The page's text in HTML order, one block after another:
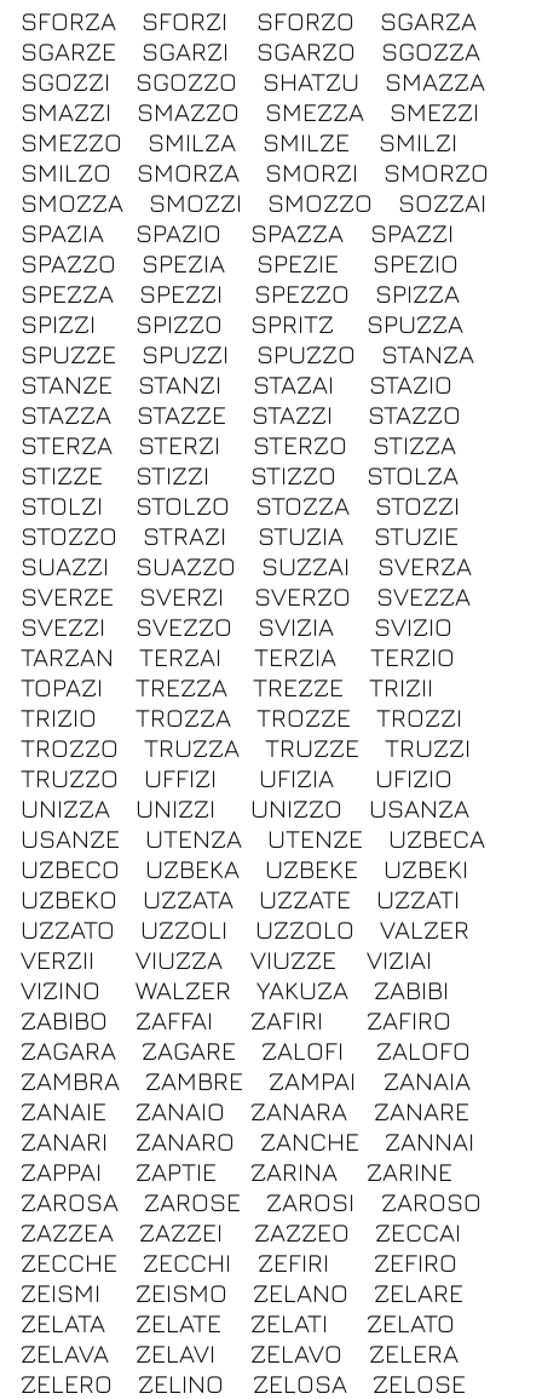
SFORZA
SFORZI SFORZO
SGARZA
SGARZE
SGARZI SGARZO
SGOZZA
SGOZZI
SGOZZO SHATZU
SMAZZA
SMAZZI
SMAZZO SMEZZA
SMEZZI
SMEZZO
SMILZA SMILZE
SMILZI
SMILZO
SMORZA SMORZI
SMORZO
SMOZZA
SMOZZI SMOZZO
SOZZAI
SPAZIA
SPAZIO SPAZZA
SPAZZI
SPAZZO
SPEZIA SPEZIE
SPEZIO
SPEZZA
SPEZZI SPEZZO
SPIZZA
SPIZZI
SPIZZO SPRITZ
SPUZZA
SPUZZE
SPUZZI SPUZZO
STANZA
STANZE
STANZI STAZAI
STAZIO
STAZZA
STAZZE STAZZI
STAZZO
STERZA
STERZI STERZO
STIZZA
STIZZE
STIZZI STIZZO
STOLZA
STOLZI
STOLZO STOZZA
STOZZI
STOZZO
STRAZI STUZIA
STUZIE
SUAZZI
SUAZZO SUZZAI
SVERZA
SVERZE
SVERZI SVERZO
SVEZZA
SVEZZI
SVEZZO SVIZIA
SVIZIO
TARZAN
TERZAI TERZIA
TERZIO
TOPAZI
TREZZA TREZZE
TRIZII
TRIZIO
TROZZA TROZZE
TROZZI
TROZZO
TRUZZA TRUZZE
TRUZZI
TRUZZO
UFFIZI UFIZIA
UFIZIO
UNIZZA
UNIZZI UNIZZO
USANZA
USANZE
UTENZA UTENZE
UZBECA
UZBECO
UZBEKA UZBEKE
UZBEKI
UZBEKO
UZZATA UZZATE
UZZATI
UZZATO
UZZOLI UZZOLO
VALZER
VERZII
VIUZZA VIUZZE
VIZIAI
VIZINO
WALZER YAKUZA
ZABIBI
ZABIBO
ZAFFAI ZAFIRI
ZAFIRO
ZAGARA
ZAGARE ZALOFI
ZALOFO
ZAMBRA
ZAMBRE ZAMPAI
ZANAIA
ZANAIE
ZANAIO ZANARA
ZANARE
ZANARI
ZANARO ZANCHE
ZANNAI
ZAPPAI
ZAPTIE ZARINA
ZARINE
ZAROSA
ZAROSE ZAROSI
ZAROSO
ZAZZEA
ZAZZEI ZAZZEO
ZECCAI
ZECCHE
ZECCHI ZEFIRI
ZEFIRO
ZEISMI
ZEISMO ZELANO
ZELARE
ZELATA
ZELATE ZELATI
ZELATO
ZELAVA
ZELAVI ZELAVO
ZELERA
ZELERO
ZELINO ZELOSA
ZELOSE